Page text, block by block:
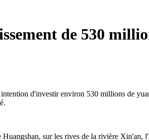
de 530
d'investir environ 530 millions de
sur les rives de la rivière